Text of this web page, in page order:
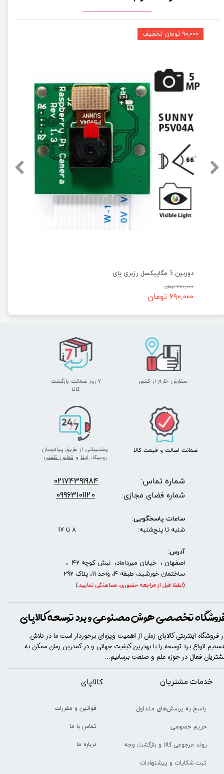
دوربین 5 مگاپیکسل رزبری پای
۷۸۰,۰۰۰ تومان
۶۹۰,۰۰۰ تومان
۹۰,۰۰۰ تومان تخفیف
پشتیبانی از طریق پیامرسان
روبیکا،ایتا وتماس تلفنی
سفارش خارج از کشور
۷ روز ضمانت بازگشت
​​​​​​​کالا
ضمانت اصالت و قیمت​​​​​​​ کالا ​​​​​​​
خدمات مشتریان
پاسخ به پرسش‌های متداول
حریم خصوصی
روند مرجوعی کالا و بازگشت وجه
ثبت شکایات و پیشنهادات
​​کالاپای
قوانین و مقررات
تماس با ما
درباره ما
تخصصی هوش مصنوعی و برد توسعه کالاپای
فروشگاه اینترنتی کالاپای زمان از اهمیت ویژه‌ای برخوردار است ما در تلاش
انواع برد توسعه را با​​​ بهترین کیفیت جهانی و در کمترین زمان ممکن به
فعال در حوزه علم و صنعت برسانیم...
شماره تماس: 02174391984
شماره فضای مجازی: 09963101120
ساعات پاسخگویی:
شنبه تا پنج‌شنبه: 8 تا 17
آدرس:
اصفهان ، خیابان میرداماد، نبش کوچه 42 ،
ساختمان خورشید، طبقه 4، واحد 11، پلاک 292
(لطفا قبل از مراجعه حضوری، هماهنگی نمایید.
)